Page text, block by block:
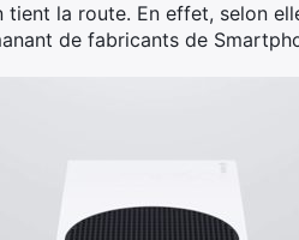
la route. En effet, selon
de fabricants de